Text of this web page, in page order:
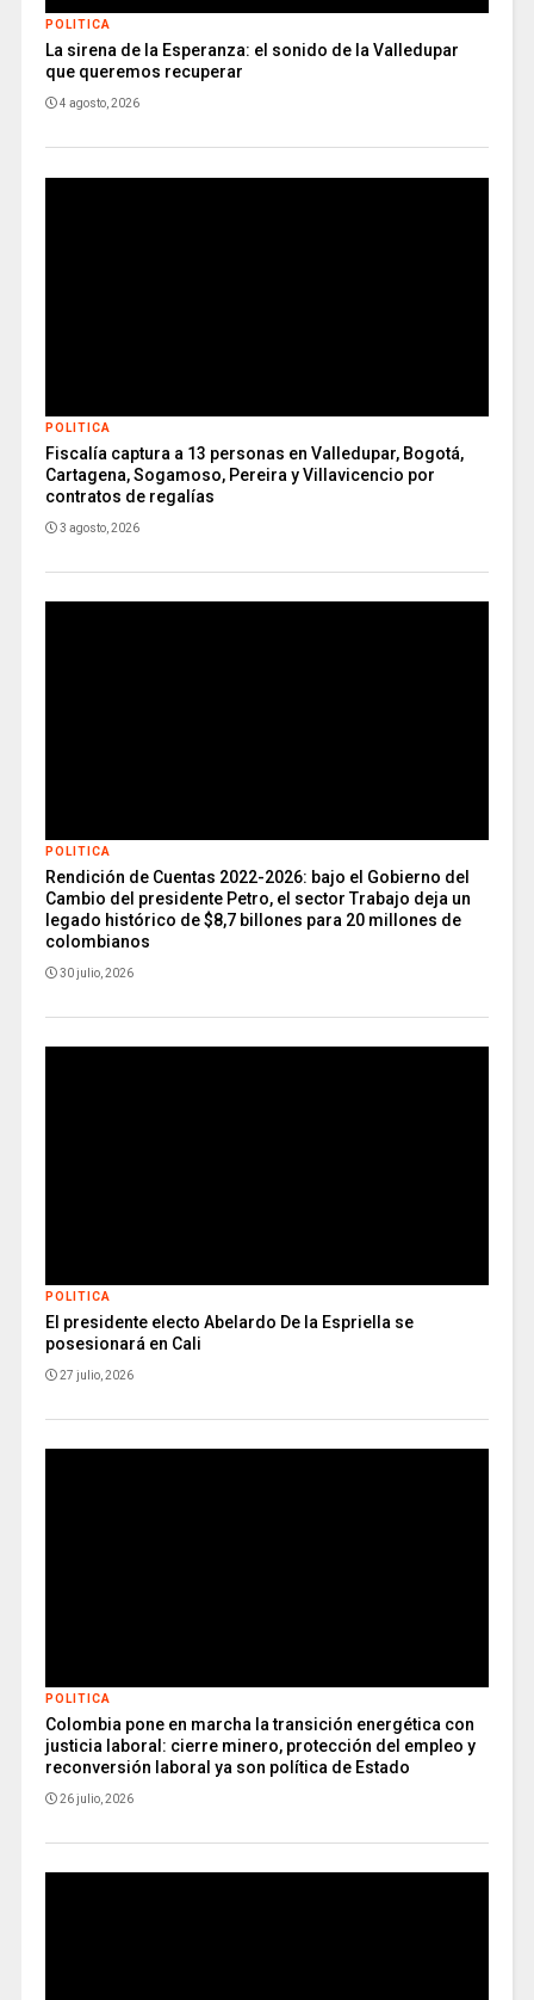
POLITICA
La sirena de la Esperanza: el sonido de la Valledupar
que queremos recuperar
4 agosto, 2026
POLITICA
Fiscalía captura a 13 personas en Valledupar, Bogotá,
Cartagena, Sogamoso, Pereira y Villavicencio por
contratos de regalías
3 agosto, 2026
POLITICA
Rendición de Cuentas 2022-2026: bajo el Gobierno del
Cambio del presidente Petro, el sector Trabajo deja un
legado histórico de $8,7 billones para 20 millones de
colombianos
30 julio, 2026
POLITICA
El presidente electo Abelardo De la Espriella se
posesionará en Cali
27 julio, 2026
POLITICA
Colombia pone en marcha la transición energética con
justicia laboral: cierre minero, protección del empleo y
reconversión laboral ya son política de Estado
26 julio, 2026